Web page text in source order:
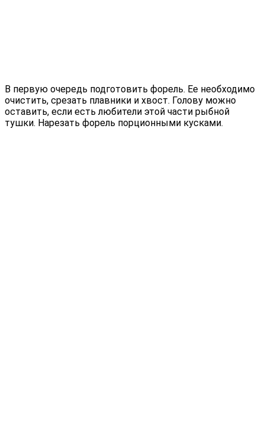
В первую очередь подготовить форель. Ее необходимо
очистить, срезать плавники и хвост. Голову можно
оставить, если есть любители этой части рыбной
тушки. Нарезать форель порционными кусками.